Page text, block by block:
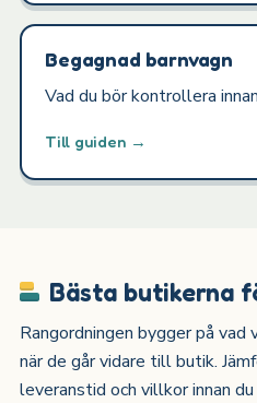
Begagnad barnvagn
Vad du bör kontrollera
Till guiden →
Bästa butikerna
Rangordningen bygger på
när de går vidare till butik.
leveranstid och villkor innan